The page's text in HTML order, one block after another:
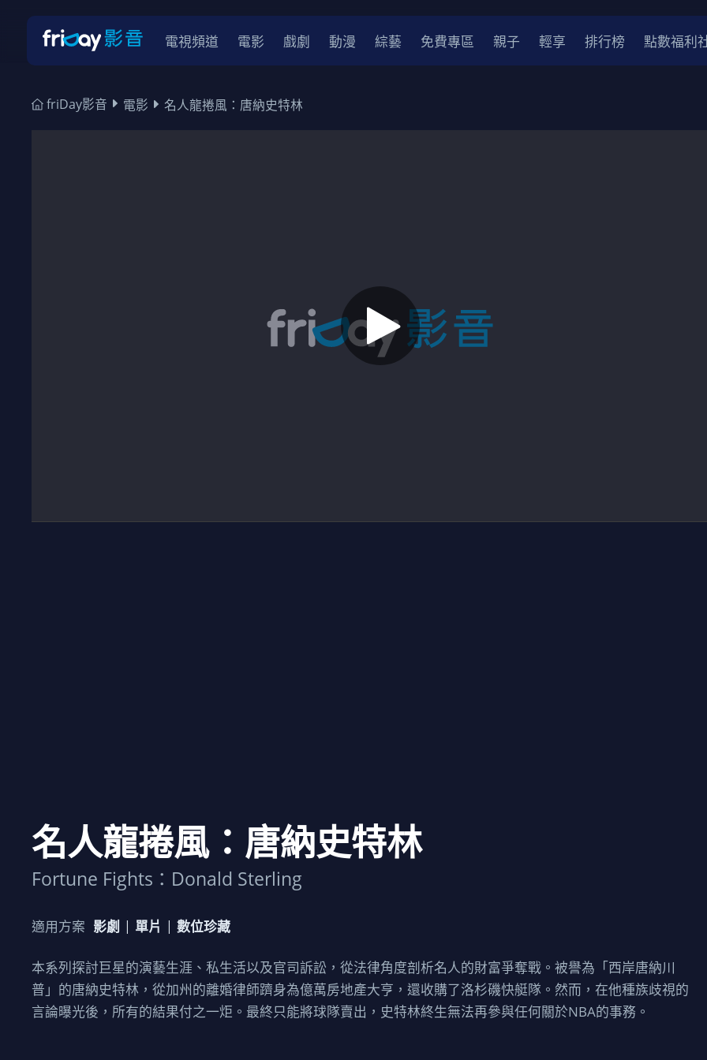
電視頻道 電影 戲劇 動漫 綜藝 免費專區 親子 輕享 排行榜 點數福利
friDay影音 電影 名人龍捲風：唐納史特林
名人龍捲風：唐納史特林
Fortune Fights：Donald Sterling
適用方案 影劇 單片 數位珍藏
本系列探討巨星的演藝生涯、私生活以及官司訴訟，從法律角度剖析名人的財富爭奪戰。被譽為「西岸唐納川
普」的唐納史特林，從加州的離婚律師躋身為億萬房地產大亨，還收購了洛杉磯快艇隊。然而，在他種族歧視的
言論曝光後，所有的結果付之一炬。最終只能將球隊賣出，史特林終生無法再參與任何關於NBA的事務。